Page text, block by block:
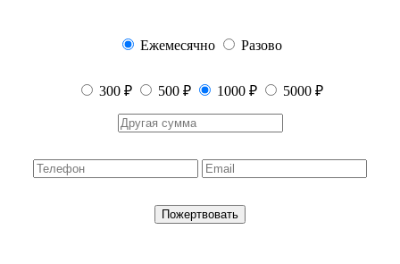
Ежемесячно Разово
300 ₽ 500 ₽ 1000 ₽ 5000 ₽
Пожертвовать